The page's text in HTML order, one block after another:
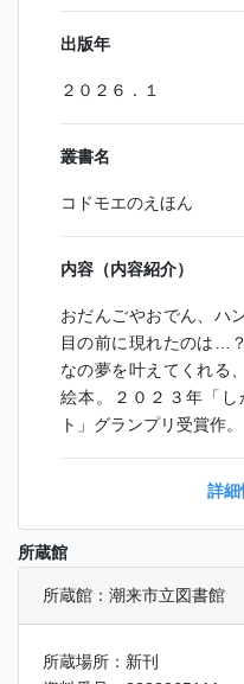
出版年
２０２６．１
叢書名
コドモエのえほん
内容（内容紹介）
おだんごやおでん、ハ
目の前に現れたのは…
なの夢を叶えてくれる
絵本。２０２３年「
ト」グランプリ受賞作。
詳細
所蔵館
所蔵館：潮来市立図書館
所蔵場所：新刊